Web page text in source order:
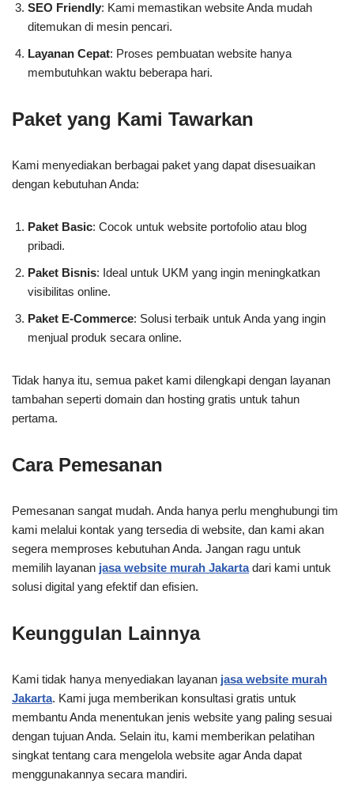
SEO Friendly: Kami memastikan website Anda mudah
ditemukan di mesin pencari.
Layanan Cepat: Proses pembuatan website hanya
membutuhkan waktu beberapa hari.
Paket yang Kami Tawarkan
Kami menyediakan berbagai paket yang dapat disesuaikan
dengan kebutuhan Anda:
Paket Basic: Cocok untuk website portofolio atau blog
pribadi.
Paket Bisnis: Ideal untuk UKM yang ingin meningkatkan
visibilitas online.
Paket E-Commerce: Solusi terbaik untuk Anda yang ingin
menjual produk secara online.
Tidak hanya itu, semua paket kami dilengkapi dengan layanan
tambahan seperti domain dan hosting gratis untuk tahun
pertama.
Cara Pemesanan
Pemesanan sangat mudah. Anda hanya perlu menghubungi tim
kami melalui kontak yang tersedia di website, dan kami akan
segera memproses kebutuhan Anda. Jangan ragu untuk
memilih layanan jasa website murah Jakartadari kami untuk
solusi digital yang efektif dan efisien.
Keunggulan Lainnya
Kami tidak hanya menyediakan layanan jasa website murah
Jakarta. Kami juga memberikan konsultasi gratis untuk
membantu Anda menentukan jenis website yang paling sesuai
dengan tujuan Anda. Selain itu, kami memberikan pelatihan
singkat tentang cara mengelola website agar Anda dapat
menggunakannya secara mandiri.